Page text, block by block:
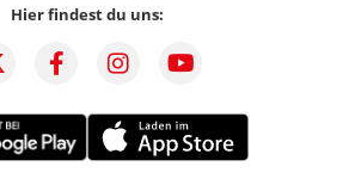
Hier findest du uns: